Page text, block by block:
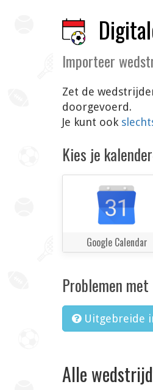
Importeer
Zet de
doorgevoerd.
Je kunt ook
Kies je
Google Calendar
Problemen
Uitgebreide
Alle